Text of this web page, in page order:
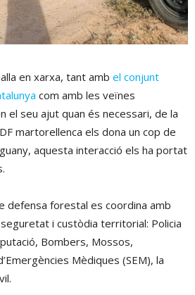
en xarxa, tant amb el conjunt
com amb les veïnes
el seu ajut quan és necessari, de la
martorellenca els dona un cop de
aquesta interacció els ha portat
defensa forestal es coordina amb
i custòdia territorial: Policia
Bombers, Mossos,
Mèdiques (SEM), la